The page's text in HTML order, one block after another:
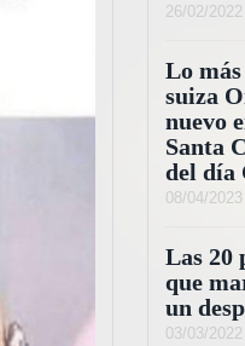
26/02/2022
Lo
suiza
nuevo
Santa
del día
08/04/2023
Las 20
que
un
03/03/2022